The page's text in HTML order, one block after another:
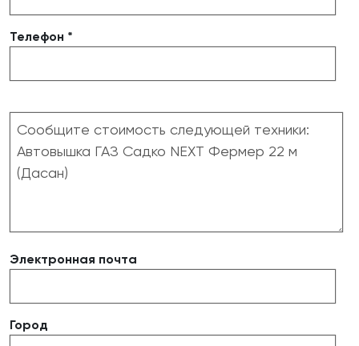
Телефон *
Электронная почта
Город